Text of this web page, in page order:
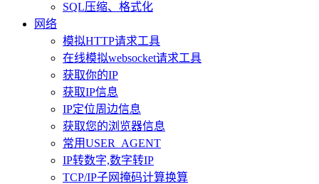
SQL压缩、格式化
网络
模拟HTTP请求工具
在线模拟websocket请求工具
获取你的IP
获取IP信息
IP定位周边信息
获取您的浏览器信息
常用USER_AGENT
IP转数字,数字转IP
TCP/IP子网掩码计算换算